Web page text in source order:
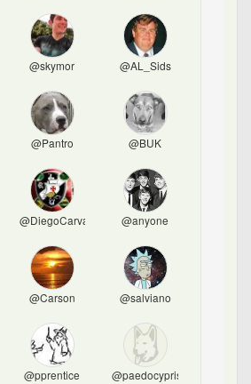
@skymor @AL_Sids
@Pantro @BUK
@DiegoCarvalho @anyone
@Carson @salviano
@pprentice @paedocypris